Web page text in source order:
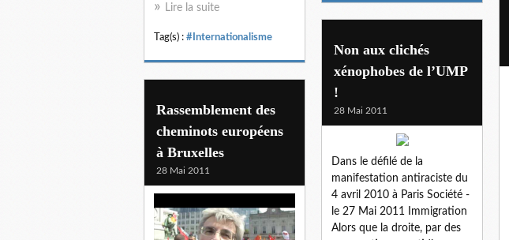
Lire la suite
Tag(s) : #Internationalisme
Non aux clichés
xénophobes de l’UMP
!
28 Mai 2011
Dans le défilé de la
manifestation antiraciste du
4 avril 2010 à Paris Société -
le 27 Mai 2011 Immigration
Alors que la droite, par des
Rassemblement des
cheminots européens
à Bruxelles
28 Mai 2011